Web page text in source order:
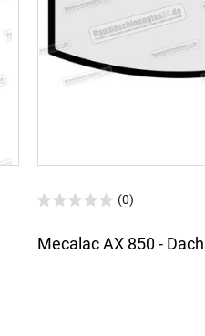
(0)
Mecalac AX 850 -